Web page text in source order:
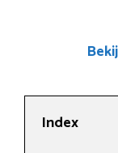
Index